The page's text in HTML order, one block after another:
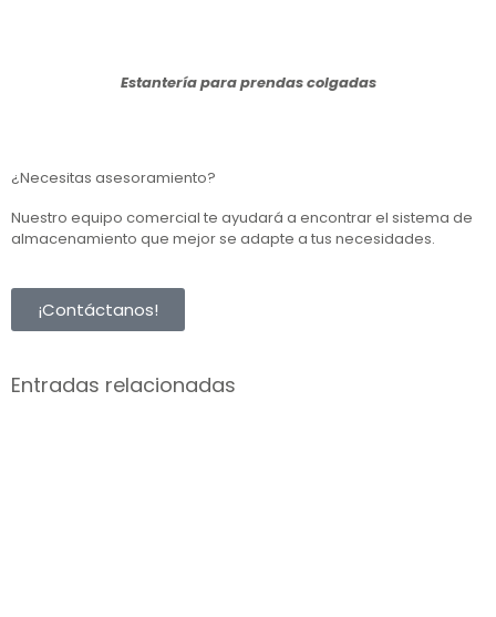
Estantería para prendas colgadas
¿Necesitas asesoramiento?
Nuestro equipo comercial te ayudará a encontrar el sistema de
almacenamiento que mejor se adapte a tus necesidades.
¡Contáctanos!
Entradas relacionadas